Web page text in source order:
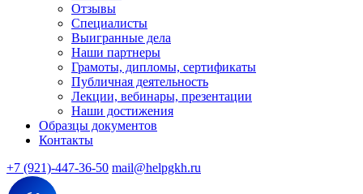
Отзывы
Специалисты
Выигранные дела
Наши партнеры
Грамоты, дипломы, сертификаты
Публичная деятельность
Лекции, вебинары, презентации
Наши достижения
Образцы документов
Контакты
+7 (921)-447-36-50 mail@helpgkh.ru